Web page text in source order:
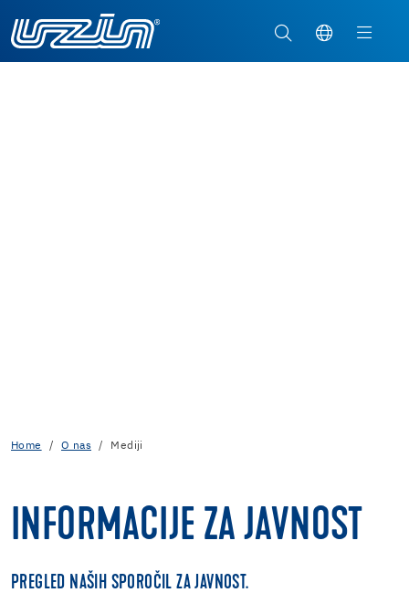
Home O nas Mediji
INFORMACIJE ZA JAVNOST
PREGLED NAŠIH SPOROČIL ZA JAVNOST.